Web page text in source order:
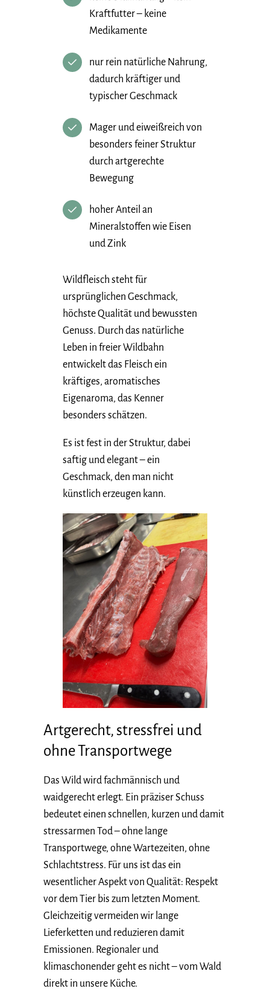
Kraftfutter – keine
Medikamente
nur rein natürliche Nahrung,
dadurch kräftiger und
typischer Geschmack
Mager und eiweißreich von
besonders feiner Struktur
durch artgerechte
Bewegung
hoher Anteil an
Mineralstoffen wie Eisen
und Zink
Wildfleisch steht für
ursprünglichen Geschmack,
höchste Qualität und bewussten
Genuss. Durch das natürliche
Leben in freier Wildbahn
entwickelt das Fleisch ein
kräftiges, aromatisches
Eigenaroma, das Kenner
besonders schätzen.
Es ist fest in der Struktur, dabei
saftig und elegant – ein
Geschmack, den man nicht
künstlich erzeugen kann.
Artgerecht, stressfrei und
ohne Transportwege
Das Wild wird fachmännisch und
waidgerecht erlegt. Ein präziser Schuss
bedeutet einen schnellen, kurzen und damit
stressarmen Tod – ohne lange
Transportwege, ohne Wartezeiten, ohne
Schlachtstress. Für uns ist das ein
wesentlicher Aspekt von Qualität: Respekt
vor dem Tier bis zum letzten Moment.
Gleichzeitig vermeiden wir lange
Lieferketten und reduzieren damit
Emissionen. Regionaler und
klimaschonender geht es nicht – vom Wald
direkt in unsere Küche.